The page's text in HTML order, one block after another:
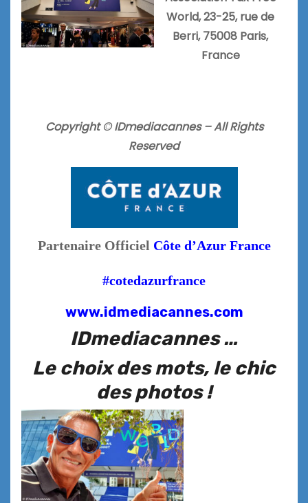
World, 23-25, rue de
Berri, 75008 Paris,
France
Copyright © IDmediacannes –All Rights
Reserved
Partenaire Officiel Côte d’Azur France
#cotedazurfrance
www.idmediacannes.com
IDmediacannes …
Le choix des mots, le chic
des photos !